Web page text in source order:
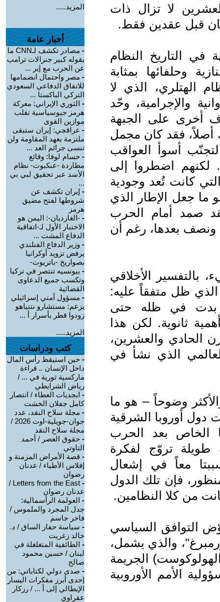
لا تزال ذات
كان قبل عقدين فقط.
في التاريخ النظام
وحلفائها بمثابة
الهتلري، الذي لا
والإجرامية، وحّد
أخرى على الجبهة
أصلاً، فقد كان مجمل
أسوأ العواقب
لكنهم اضطروا إلى
كانت تُعد وجودية
ما جعل الإطار الذي
صمد أمام الحرب
ونصف بعدها، رغم أن
بالتفسير الأخلاقي
الذي ظل متفقاً عليه:
بدت في ظله حتى
ثانوية. لكن هذا
الحادي والعشرين،
الذي نشأ في
وضوحاً – هو ما
دول أوروبا الشرقية
الخاص بعد الحرب
تروّج لفكرة
معاً في إشعال
فإن تلك الدول
من كلا النظامين.
التوافق السياسي
والذي يشمل،
الجريمة
الأمم الأوروبية
المزيد.....
أخبار عامة
-
مصادر تكشف لـCNN ما
يقوله كبير جنرالات ترامب
عن الحرب مع إير ...
- مصر واحتمال انضمامها
للاتفاق الدفاعي السعودي
التركي الباكستا ...
- الثوري الإيراني: معركة
هرمز جيوسياسية تقلب
موازين القوى
- عراقجي: إيران ستبقى
ملتزمة بعهد المقاومة ولن
تنسى جرائم العد ...
- حسام لوقا: وقائع
مطاردة -عنكبوت- نظام
الأسد عبر تحقيق لبي بي
...
- إيران تكشف عن
شروطها لفتح مضيق
هرمز
- -الغارديان-: اليمن هو
الاختبار الأول لـ-اتفاقية
الدفاع المشت ...
- وزير الدفاع الفنلندي
يرفض تزويد أوكرانيا
بصواريخ -باتريوت-
- بيونسيه تنتصر في تركيا
وتكسب جميع الدعاوى
القضائية
- مسؤول أمني إسرائيلي
يزعم: مستشارو نتنياهو
زودوا قطر بأسرار أ ...
المزيد.....
كتب ودراسات
- حين استيقظ رأس المال
داخل الإنسان .. قراءة
ماركسية ثورية في ... /
رياض الشرايطي
- ابجديات العطاء / انتصار
كامل جفلان الخشت
- مجلة سلاح النقد، عدد
جوان-جويلية-اوت 2026 /
مجلة سلاح النقد
- حقوق العصر / أحمد
التاوتي
- قصة الأمراض المزمنة و
إفلاس الأطباء / عدنان
رضوان
-
Letters from the East /
عدنان رضوان
- العولمة الرأسمالية:
جدل المجرد والملموس /
فاخر جاسم
- سياسة حفار الساق / د.
خالد زغريت
- الطائفية المتغلغلة في
لبنان / حسين محمود
صالح
- صدى دولي لكتاباتي: من
إحدى أبرز مفكرات اليسار
الإيطالي إلى أ ... / رزكار
عقراوي